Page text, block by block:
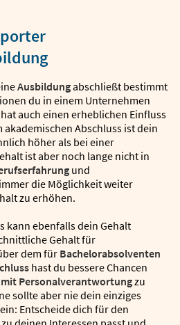
Ausbildungabschließt bestimmt
du in einem Unternehmen
auch einen erheblichen Einfluss
akademischen Abschluss ist dein
höher als bei einer
ist aber noch lange nicht in
und
die Möglichkeit weiter
zu erhöhen.
kann ebenfalls dein Gehalt
Gehalt für
dem fürBachelorabsolventen
hast du bessere Chancen
Personalverantwortungzu
sollte aber nie dein einziges
Entscheide dich für den